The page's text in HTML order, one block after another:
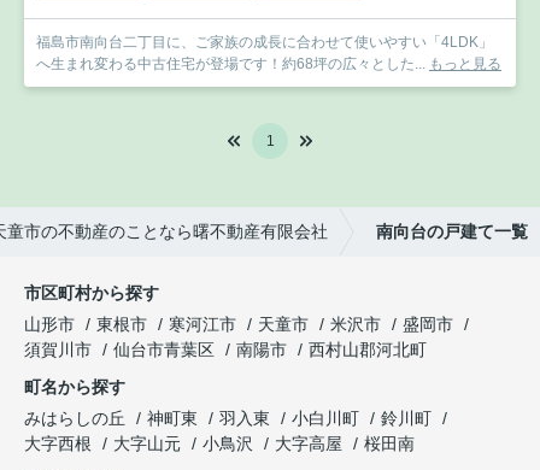
福島市南向台二丁目に、ご家族の成長に合わせて使いやすい「4LDK」
へ生まれ変わる中古住宅が登場です！約68坪の広々とした... もっと見る
1
童市の不動産のことなら曙不動産有限会社 南向台の戸建て一覧
市区町村から探す
山形市
東根市 寒河江市 天童市 米沢市
盛岡市
須賀川市
仙台市青葉区 南陽市
西村山郡河北町
町名から探す
みはらしの丘
神町東 羽入東 小白川町
鈴川町
大字西根
大字山元 小鳥沢 大字高屋
桜田南